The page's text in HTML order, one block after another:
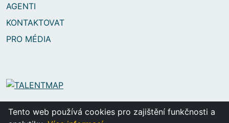
AGENTI
KONTAKTOVAT
PRO MÉDIA
Tento web používá cookies pro zajištění funkčnosti a